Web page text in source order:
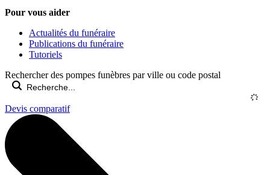
Pour vous aider
Actualités du funéraire
Publications du funéraire
Tutoriels
Rechercher des pompes funèbres par ville ou code postal
Devis comparatif